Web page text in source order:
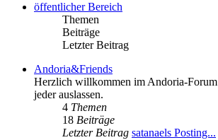
öffentlicher Bereich
Themen
Beiträge
Letzter Beitrag
Andoria&Friends
Herzlich willkommen im Andoria-Forum
jeder auslassen.
4 Themen
18 Beiträge
Letzter Beitrag satanaels Posting...